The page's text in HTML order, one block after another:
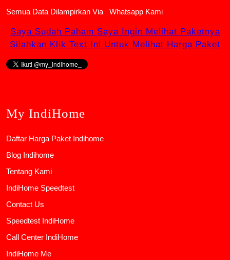
Semua Data Dilampirkan Via
Whatsapp Kami
Saya Sudah Paham Saya Ingin Melihat Paketnya
Silahkan Klik Text Ini Untuk Melihat Harga Paket
My IndiHome
Daftar Harga Paket Indihome
Blog Indihome
Tentang Kami
IndiHome Speedtest
Contact Us
Speedtest IndiHome
Call Center IndiHome
IndiHome Me